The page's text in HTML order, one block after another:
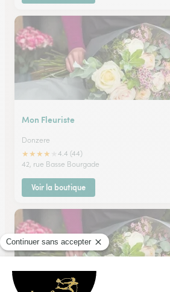
Mon Fleuriste
Donzere
★★★★
4.4 (44)
42, rue Basse Bourgade
Voir la boutique